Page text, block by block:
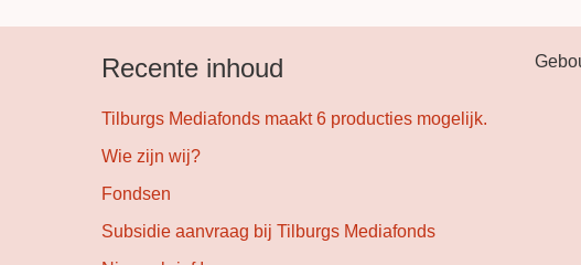
Recente inhoud
Tilburgs Mediafonds maakt 6 producties mogelijk.
Wie zijn wij?
Fondsen
Subsidie aanvraag bij Tilburgs Mediafonds